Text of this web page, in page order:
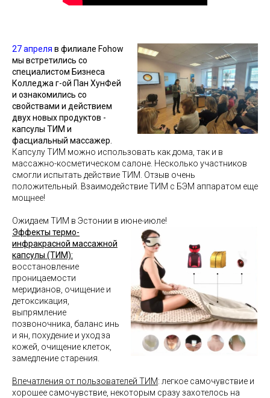
27 апреля в филиале Fohow
мы встретились со
специалистом Бизнеса
Колледжа г-ой Пан ХунФей
и ознакомились со
свойствами и действием
двух новых продуктов -
капсулы TИM и
фасциальный массажер.
Капсулу ТИМ можно использовать как дома, так и в
массажно-косметическом салоне. Несколько участников
смогли испытать действие TИM. Отзыв очень
положительный. Взаимодействие ТИМ с БЭМ аппаратом еще
мощнее!
Ожидаем TИM в Эстонии в июне-июле!
Эффекты термо-
инфракрасной массажной
капсулы (ТИМ):
восстановление
проницаемости
меридианов, очищение и
детоксикация,
выпрямление
позвоночника, баланс инь
и ян, похудение и уход за
кожей, очищение клеток,
замедление старения.
Впечатления от пользователей ТИМ: легкое самочувствие и
хорошее самочувствие, некоторым сразу захотелось на